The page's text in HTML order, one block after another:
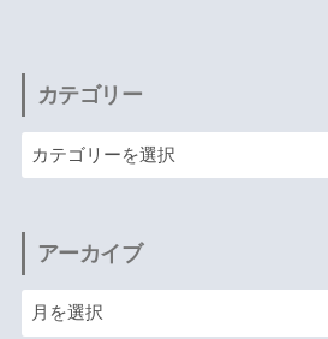
カテゴリー
アーカイブ